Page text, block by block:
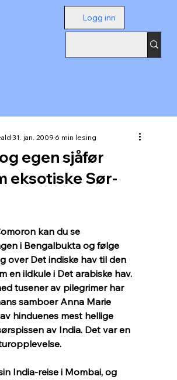
Logg inn
egen sjåfør
eksotiske Sør-
31. jan. 20096 min lesing
kan du se
i Bengalbukta og følge
over Det indiske hav til den
en ildkule i Det arabiske hav.
tusener av pilegrimer har
samboer Anna Marie
hinduenes mest hellige
av India. Det var en
India-reise i Mombai, og